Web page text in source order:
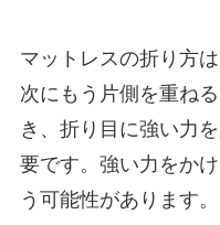
マットレスの折り方
次にもう片側を重ね
き、折り目に強い力
要です。強い力をか
う可能性があります。